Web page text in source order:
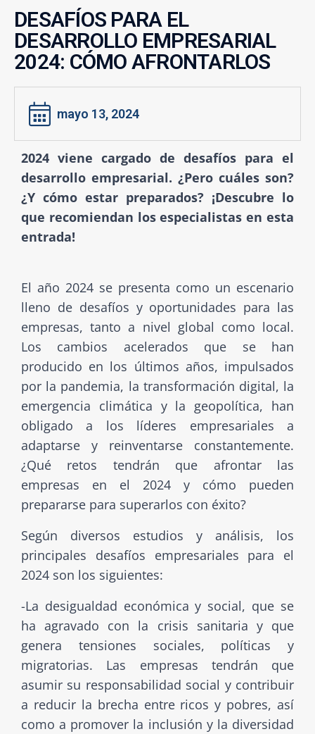
DESAFÍOS PARA EL
DESARROLLO EMPRESARIAL
2024: CÓMO AFRONTARLOS
mayo 13, 2024
2024 viene cargado de desafíos para el
desarrollo empresarial. ¿Pero cuáles son?
¿Y cómo estar preparados? ¡Descubre lo
que recomiendan los especialistas en esta
entrada!
El año 2024 se presenta como un escenario
lleno de desafíos y oportunidades para las
empresas, tanto a nivel global como local.
Los cambios acelerados que se han
producido en los últimos años, impulsados
por la pandemia, la transformación digital, la
emergencia climática y la geopolítica, han
obligado a los líderes empresariales a
adaptarse y reinventarse constantemente.
¿Qué retos tendrán que afrontar las
empresas en el 2024 y cómo pueden
prepararse para superarlos con éxito?
Según diversos estudios y análisis, los
principales desafíos empresariales para el
2024 son los siguientes:
-La desigualdad económica y social, que se
ha agravado con la crisis sanitaria y que
genera tensiones sociales, políticas y
migratorias. Las empresas tendrán que
asumir su responsabilidad social y contribuir
a reducir la brecha entre ricos y pobres, así
como a promover la inclusión y la diversidad